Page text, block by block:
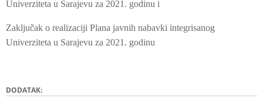
Univerziteta u Sarajevu za 2021. godinu i
Zaključak o realizaciji Plana javnih nabavki integrisanog
Univerziteta u Sarajevu za 2021. godinu
DODATAK